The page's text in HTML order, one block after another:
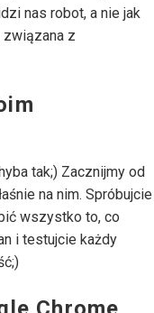
nas robot, a nie jak
z
tak;) Zacznijmy od
na nim. Spróbujcie
wszystko to, co
i testujcie każdy